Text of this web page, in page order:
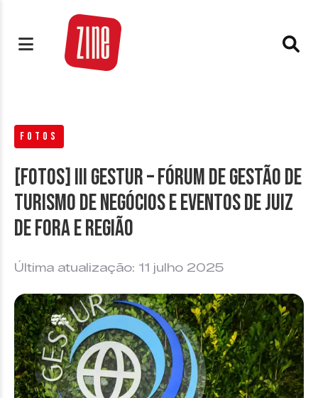
FOTOS
[FOTOS] III GESTUR – Fórum de Gestão de
Turismo de Negócios e Eventos de Juiz
de Fora e Região
Última atualização: 11 julho 2025